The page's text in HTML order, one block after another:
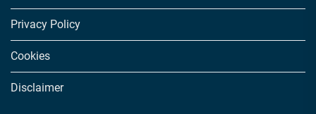
Privacy Policy
Cookies
Disclaimer